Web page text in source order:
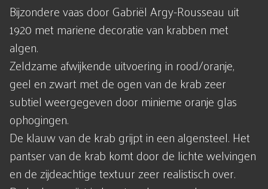
Bijzondere vaas door Gabriël Argy-Rousseau uit
1920 met mariene decoratie van krabben met
algen.
Zeldzame afwijkende uitvoering in rood/oranje,
geel en zwart met de ogen van de krab zeer
subtiel weergegeven door minieme oranje glas
ophogingen.
De klauw van de krab grijpt in een algensteel. Het
pantser van de krab komt door de lichte welvingen
en de zijdeachtige textuur zeer realistisch over.